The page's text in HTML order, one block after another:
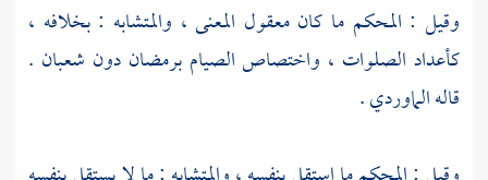
وقيل : المحكم ما كان معقول المعنى ، والمتشابه : بخلافه ،
كأعداد الصلوات ، واختصاص الصيام برمضان دون شعبان .
قالهالماوردي.